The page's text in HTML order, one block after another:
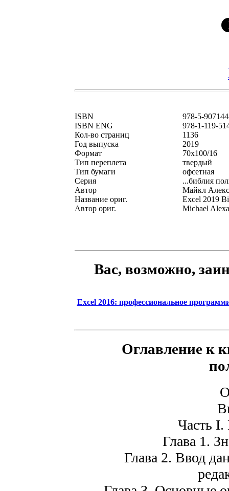
ISBN
978-5-
ISBN ENG
978-1-119-
Кол-во страниц
1136
Год выпуска
2019
Формат
70x100/16
Тип переплета
твердый
Тип бумаги
офсетная
Серия
...библия
Автор
Майкл
Название ориг.
Excel 2019
Автор ориг.
Michael
Вас, возможно,
Excel 2016: профессиональное
Оглавление к
Часть
Глава 1.
Глава 2. Ввод